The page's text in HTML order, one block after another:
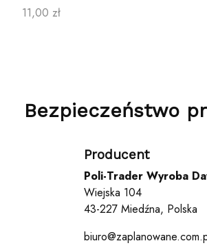
Cena
11,00 zł
Bezpieczeństwo
Producent
Poli-Trader Wyroba
Wiejska 104
43-227 Miedźna, Polska